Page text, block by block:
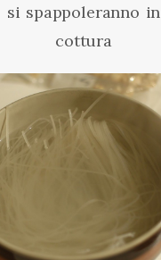
si spappoleranno in
cottura